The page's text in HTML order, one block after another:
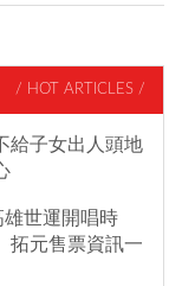
/ HOT ARTICLES /
給子女出人頭地
世運開唱時
拓元售票資訊一